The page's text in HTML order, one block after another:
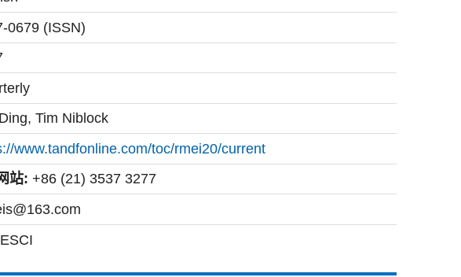
0679 (ISSN)
Tim Niblock
www.tandfonline.com/toc/rmei20/current
站: +86 (21) 3537 3277
ESCI